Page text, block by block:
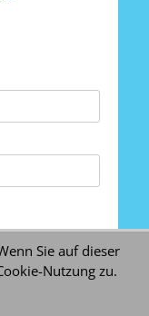
Sie auf dieser
Nutzung zu.